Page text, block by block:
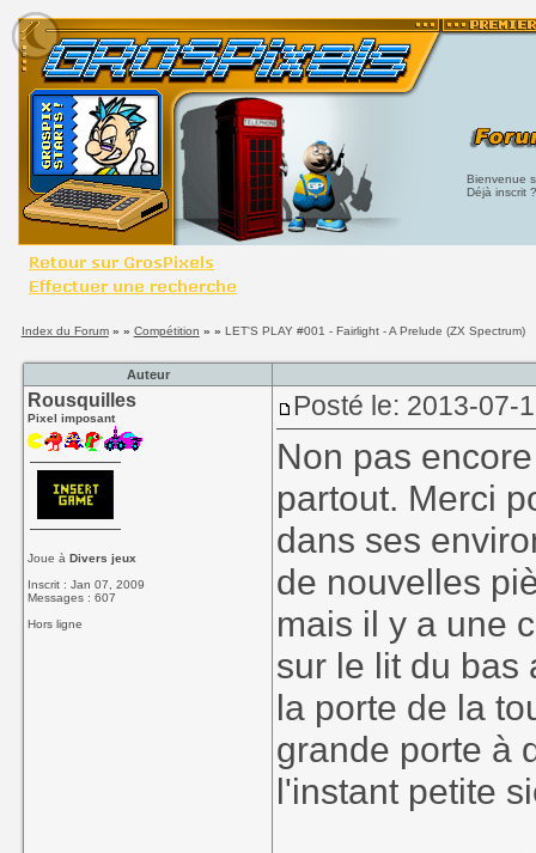
Bienvenue
Déjà inscrit
Index du Forum» » Compétition » » LET'S PLAY #001 - Fairlight - A Prelude (ZX Spectrum)
Auteur
Rousquilles
Pixel imposant
Joue àDivers jeux
Inscrit : Jan 07, 2009
Messages : 607
Hors ligne
Posté le: 2013-07-
Non pas
partout. Merci
dans ses
de nouvelles
mais il y a une
sur le lit du bas
la porte de la
grande porte à
l'instant petite